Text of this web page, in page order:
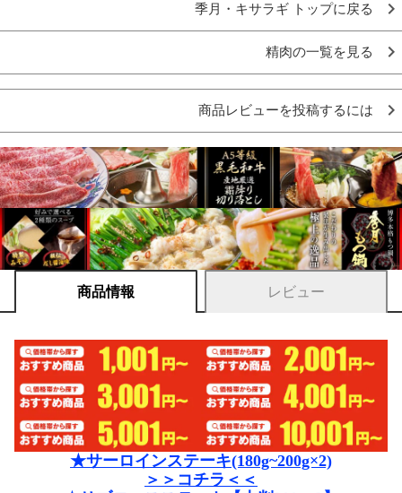
季月・キサラギ トップに戻る
精肉の一覧を見る
商品レビューを投稿するには
商品情報 レビュー
★サーロインステーキ(180g~200g×2)
＞＞コチラ＜＜